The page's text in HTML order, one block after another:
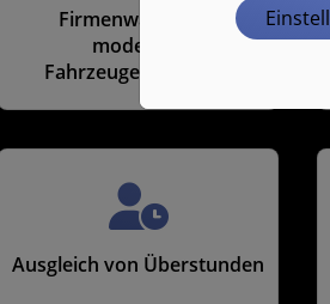
Firmenwagen mit
moderner
Fahrzeugeinrichtung
Ausgleich von Überstunden